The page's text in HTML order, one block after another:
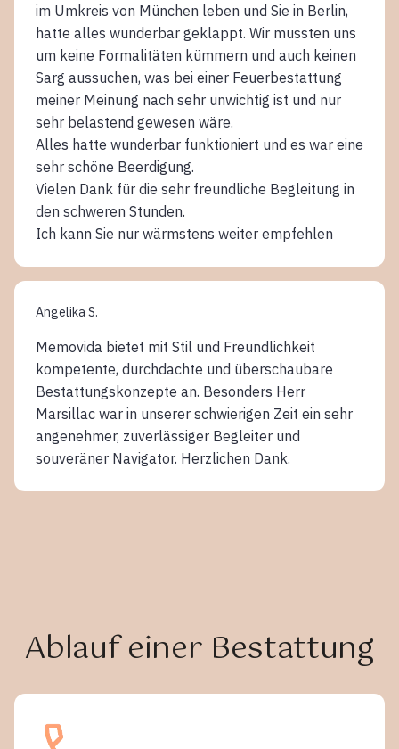
im Umkreis von München leben und Sie in Berlin,
hatte alles wunderbar geklappt. Wir mussten uns
um keine Formalitäten kümmern und auch keinen
Sarg aussuchen, was bei einer Feuerbestattung
meiner Meinung nach sehr unwichtig ist und nur
sehr belastend gewesen wäre.
Alles hatte wunderbar funktioniert und es war eine
sehr schöne Beerdigung.
Vielen Dank für die sehr freundliche Begleitung in
den schweren Stunden.
Ich kann Sie nur wärmstens weiter empfehlen
Angelika S.
Memovida bietet mit Stil und Freundlichkeit
kompetente, durchdachte und überschaubare
Bestattungskonzepte an. Besonders Herr
Marsillac war in unserer schwierigen Zeit ein sehr
angenehmer, zuverlässiger Begleiter und
souveräner Navigator. Herzlichen Dank.
Ablauf einer Bestattung